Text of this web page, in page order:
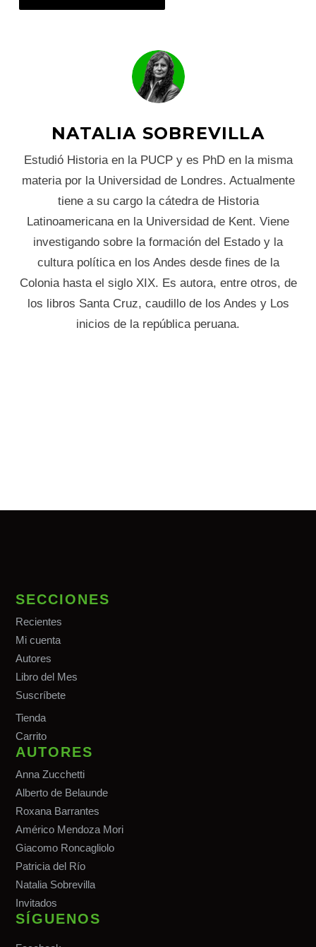
NATALIA SOBREVILLA
Estudió Historia en la PUCP y es PhD en la misma
materia por la Universidad de Londres. Actualmente
tiene a su cargo la cátedra de Historia
Latinoamericana en la Universidad de Kent. Viene
investigando sobre la formación del Estado y la
cultura política en los Andes desde fines de la
Colonia hasta el siglo XIX. Es autora, entre otros, de
los libros Santa Cruz, caudillo de los Andes y Los
inicios de la república peruana.
SECCIONES
Recientes
Mi cuenta
Autores
Libro del Mes
Suscríbete
Tienda
Carrito
AUTORES
Anna Zucchetti
Alberto de Belaunde
Roxana Barrantes
Américo Mendoza Mori
Giacomo Roncagliolo
Patricia del Río
Natalia Sobrevilla
Invitados
SÍGUENOS